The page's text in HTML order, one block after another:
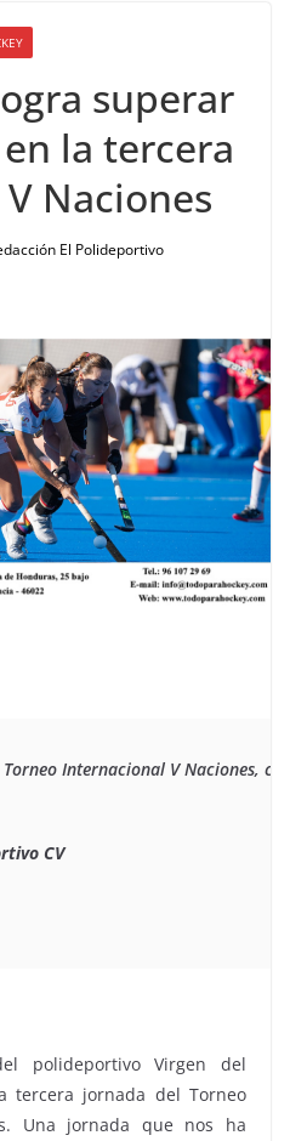
superar
la tercera
Naciones
El Polideportivo
Internacional V Naciones,
CV
polideportivo Virgen del
tercera jornada del Torneo
Una jornada que nos ha